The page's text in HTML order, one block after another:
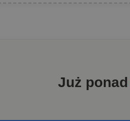
Już ponad